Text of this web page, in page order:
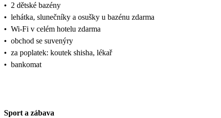
• 2 dětské bazény
• lehátka, slunečníky a osušky u bazénu zdarma
• Wi-Fi v celém hotelu zdarma
• obchod se suvenýry
• za poplatek: koutek shisha, lékař
• bankomat
Sport a zábava